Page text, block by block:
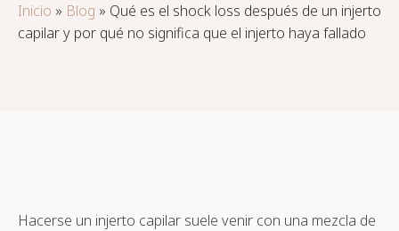
Inicio » Blog » Qué es el shock loss después de un injerto
capilar y por qué no significa que el injerto haya fallado
Hacerse un injerto capilar suele venir con una mezcla de